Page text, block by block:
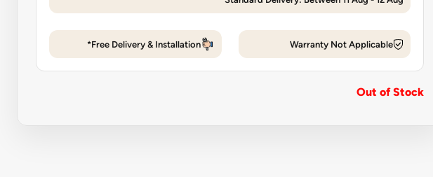
Warranty Not Applicable
Free Delivery & Installation*
Out of Stock